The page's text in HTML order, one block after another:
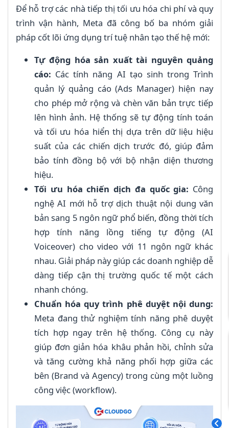
Để hỗ trợ các nhà tiếp thị tối ưu hóa chi phí và quy
trình vận hành, Meta đã công bố ba nhóm giải
pháp cốt lõi ứng dụng trí tuệ nhân tạo thế hệ mới:
Tự động hóa sản xuất tài nguyên quảng
cáo: Các tính năng AI tạo sinh trong Trình
quản lý quảng cáo (Ads Manager) hiện nay
cho phép mở rộng và chèn văn bản trực tiếp
lên hình ảnh. Hệ thống sẽ tự động tính toán
và tối ưu hóa hiển thị dựa trên dữ liệu hiệu
suất của các chiến dịch trước đó, giúp đảm
bảo tính đồng bộ với bộ nhận diện thương
hiệu.
Tối ưu hóa chiến dịch đa quốc gia: Công
nghệ AI mới hỗ trợ dịch thuật nội dung văn
bản sang 5 ngôn ngữ phổ biến, đồng thời tích
hợp tính năng lồng tiếng tự động (AI
Voiceover) cho video với 11 ngôn ngữ khác
nhau. Giải pháp này giúp các doanh nghiệp dễ
dàng tiếp cận thị trường quốc tế một cách
nhanh chóng.
Chuẩn hóa quy trình phê duyệt nội dung:
Meta đang thử nghiệm tính năng phê duyệt
tích hợp ngay trên hệ thống. Công cụ này
giúp đơn giản hóa khâu phản hồi, chỉnh sửa
và tăng cường khả năng phối hợp giữa các
bên (Brand và Agency) trong cùng một luồng
công việc (workflow).